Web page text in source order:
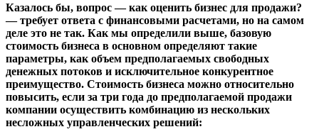
Казалось бы, вопрос —как оценить бизнес для продажи?
— требует ответа с финансовыми расчетами, но на самом
деле это не так. Как мы определили выше, базовую
стоимость бизнеса в основном определяют такие
параметры, как объем предполагаемых свободных
денежных потоков и исключительное конкурентное
преимущество. Стоимость бизнеса можно относительно
повысить, если за три года до предполагаемой продажи
компании осуществить комбинацию из нескольких
несложных управленческих решений: